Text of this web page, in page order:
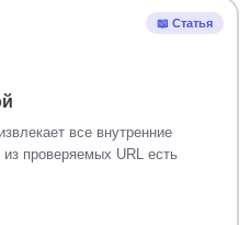
все внутренние
проверяемых URL есть
📖 Статья